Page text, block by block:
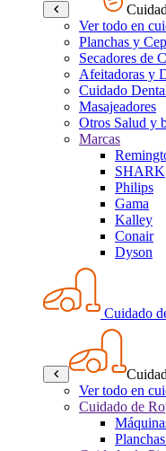
Ver todo en
Planchas y
Secadores de
Afeitadoras y
Cuidado
Masajeadores
Otros Salud y
Marcas
SHARK
Philips
Gama
Kalley
Conair
Dyson
Cuidado
Ver todo en
Cuidado de